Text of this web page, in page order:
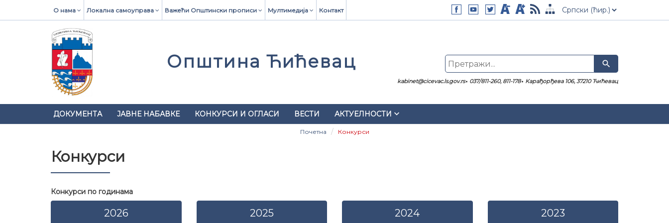
О нама Локална самоуправа Важећи Општински прописи Мултимедија Контакт
Општина Ћићевац search
kabinet@cicevac.ls.gov.rs 037/811-260, 811-178 Карађорђева 106, 37210 Ћићевац
ДОКУМЕНТА ЈАВНЕ НАБАВКЕ КОНКУРСИ И ОГЛАСИ ВЕСТИ АКТУЕЛНОСТИ keyboard_arrow_down
Почетна Конкурси
Конкурси
Конкурси по годинама
2026 2025 2024 2023